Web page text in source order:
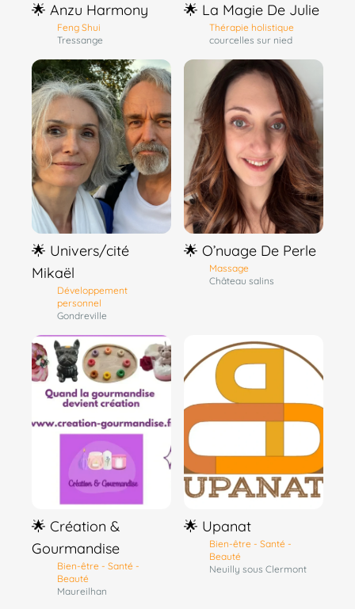
🌟 Anzu Harmony
Feng Shui
Tressange
🌟 La Magie De Julie
Thérapie holistique
courcelles sur nied
🌟 Univers/cité
Mikaël
Développement
personnel
Gondreville
🌟 O’nuage De Perle
Massage
Château salins
🌟 Création &
Gourmandise
Bien-être - Santé -
Beauté
Maureilhan
🌟 Upanat
Bien-être - Santé -
Beauté
Neuilly sous Clermont